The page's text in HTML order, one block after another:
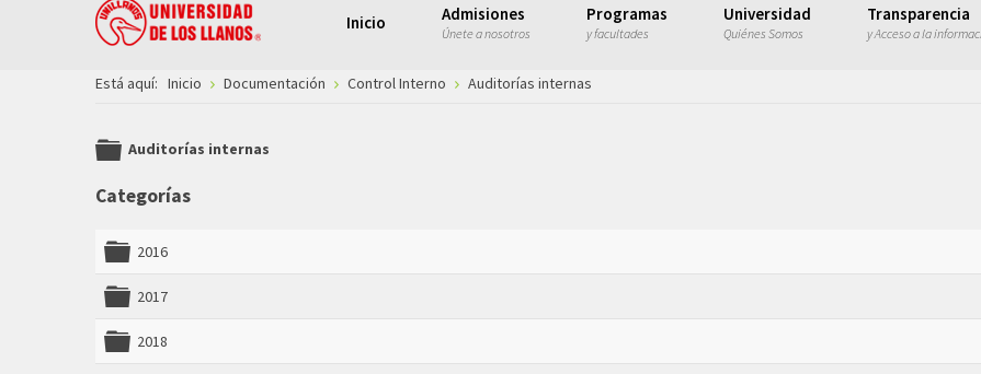
Inicio Admisiones
Únete a nosotros
Programas
y facultades
Universidad
Quiénes Somos
Transparencia
y Acceso a la
Está aquí: Inicio Documentación Control Interno Auditorías internas
Auditorías internas
Categorías
2016
2017
2018